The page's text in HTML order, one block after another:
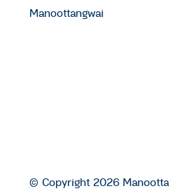
Manoottangwai
© Copyright 2026